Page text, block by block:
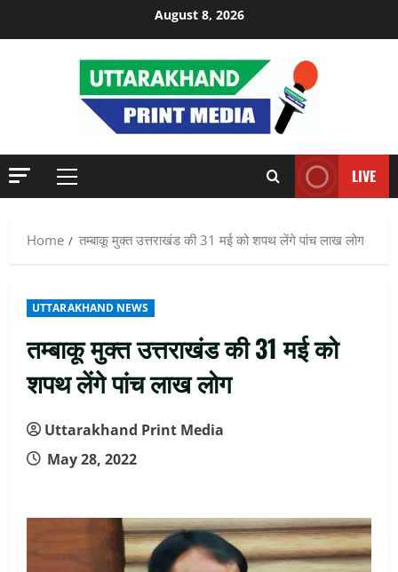
August 8, 2026
Primary
LIVE
Home तम्बाकू मुक्त उत्तराखंड की 31 मई को शपथ लेंगे पांच लाख लोग
UTTARAKHAND NEWS
तम्बाकू मुक्त उत्तराखंड की 31 मई को
शपथ लेंगे पांच लाख लोग
Uttarakhand Print Media
May 28, 2022